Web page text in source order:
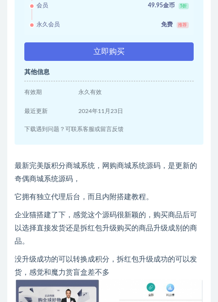
会员 49.95金币 5折
永久会员 免费 推荐
立即购买
其他信息
有效期 永久有效
最近更新 2024年11月23日
下载遇到问题？可联系客服或留言反馈
最新完美版积分商城系统，网购商城系统源码，是更新的
奇偶商城系统源码，
它拥有独立代理后台，而且内附搭建教程。
企业猫搭建了下，感觉这个源码很新颖的，购买商品后可
以选择直接发货还是拆红包升级购买的商品升级成别的商
品。
没升级成功的可以转换成积分，拆红包升级成功的可以发
货，感觉和魔力赏盲盒差不多